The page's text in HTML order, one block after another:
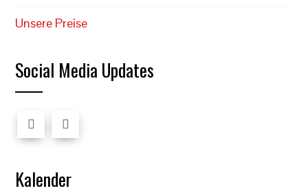
Unsere Preise
Social Media Updates
Kalender